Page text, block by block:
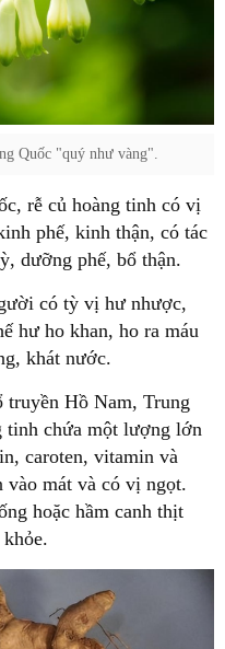
Quốc "quý như vàng".
rễ củ hoàng tinh có vị
phế, kinh thận, có tác
dưỡng phế, bổ thận.
có tỳ vị hư nhược,
hư ho khan, ho ra máu
khát nước.
Hồ Nam, Trung
tinh chứa một lượng lớn
caroten, vitamin và
vào mát và có vị ngọt.
hoặc hầm canh thịt